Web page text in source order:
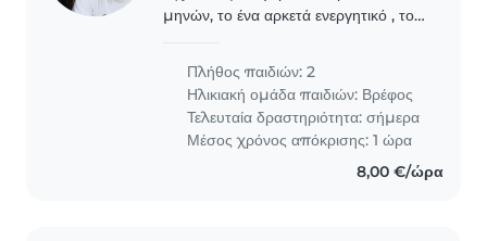
μηνών, το ένα αρκετά ενεργητικό , το
για ορισμένες φορές τον μήνα.
Πλήθος παιδιών: 2
Ηλικιακή ομάδα παιδιών: Βρέφος
Τελευταία δραστηριότητα: σήμερα
Μέσος χρόνος απόκρισης: 1 ώρα
8,00 €/ώρα